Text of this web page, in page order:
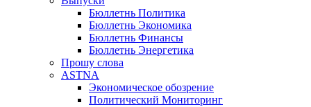
Бюллетнь Политика
Бюллетнь Экономика
Бюллетнь Финансы
Бюллетнь Энергетика
Прошу слова
ASTNA
Экономическое обозрение
Политический Мониторинг